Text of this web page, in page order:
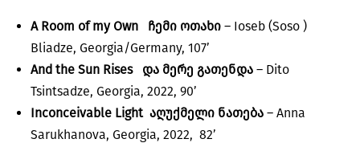
A Room of my Own ჩემი ოთახი – Ioseb (Soso )
Bliadze, Georgia/Germany, 107’
And the Sun Rises და მერე გათენდა – Dito
Tsintsadze, Georgia, 2022, 90’
Inconceivable Light აღუქმელი ნათება – Anna
Sarukhanova, Georgia, 2022, 82’